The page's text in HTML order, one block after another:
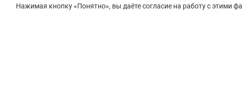
Нажимая кнопку «Понятно», вы даёте согласие на работу с этими